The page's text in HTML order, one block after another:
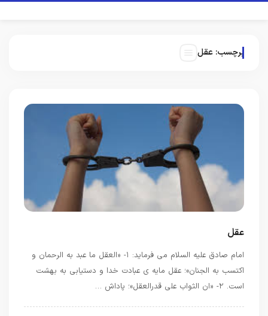
برچسب: عقل
عقل
امام صادق علیه السلام می فرماید: ۱- «العقل ما عبد به الرحمان و
اکتسب به الجنان»؛ عقل مایه ی عبادت خدا و دستیابی به بهشت
است. ۲- «ان الثواب علی قدرالعقل»؛ پاداش …